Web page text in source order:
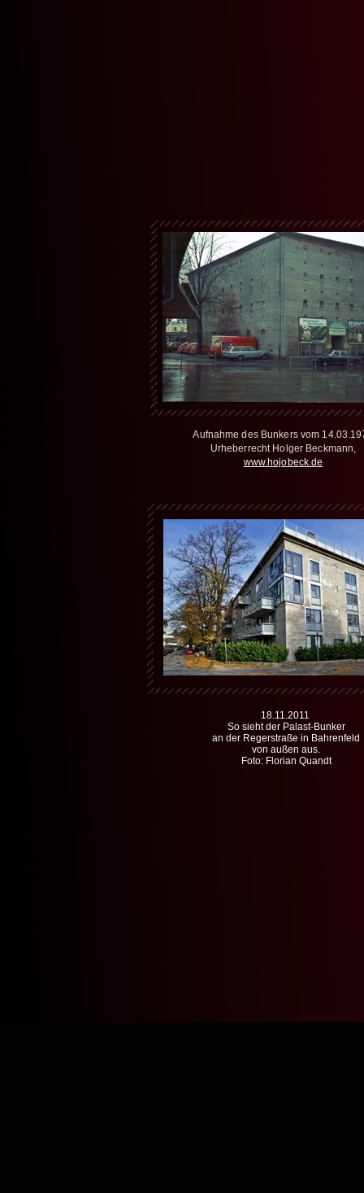
Aufnahme des Bunkers vom
Urheberrecht Holger Beckmann,
www.hojobeck.de
18.11.2011
So sieht der Palast-Bunker
an der Regerstraße in Bahrenfeld
von außen aus.
Foto: Florian Quandt